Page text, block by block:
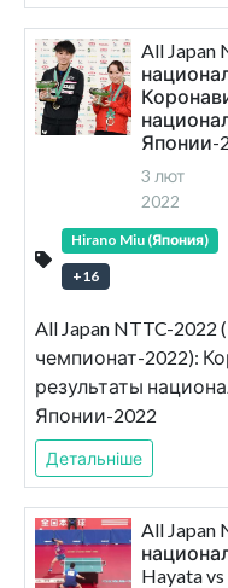
All Japan
Японии-
3 лют
2022
Hirano Miu (Япония)
+16
All Japan NTTC-
чемпионат-2022):
результаты
Японии-2022
Детальніше
All Japan
Hayata